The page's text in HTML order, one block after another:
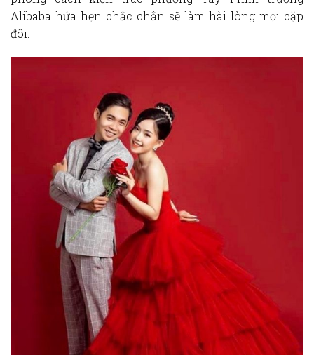
Alibaba hứa hẹn chắc chắn sẽ làm hài lòng mọi cặp
đôi.